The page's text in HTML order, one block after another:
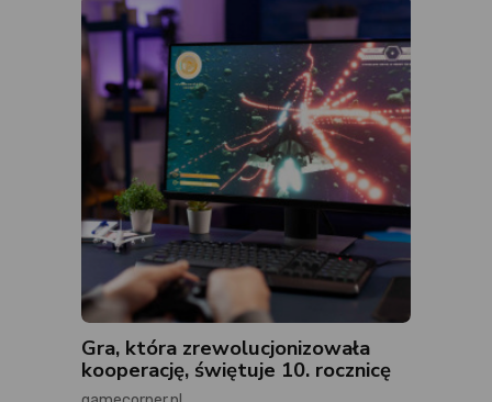
Gra, która zrewolucjonizowała
kooperację, świętuje 10. rocznicę